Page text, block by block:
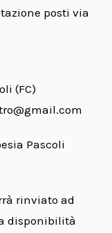
posti via
(FC)
Pascoli
rinviato ad
disponibilità